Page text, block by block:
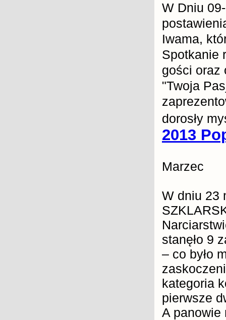
W Dniu
Iwama,
Spotkanie
gości oraz
"Twoja
dorosły
2013
Marzec
W dniu 23
stanęło 9
– co było
kategoria
pierwsze
A